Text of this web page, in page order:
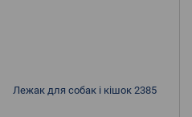
Лежак для собак і кішок 2385